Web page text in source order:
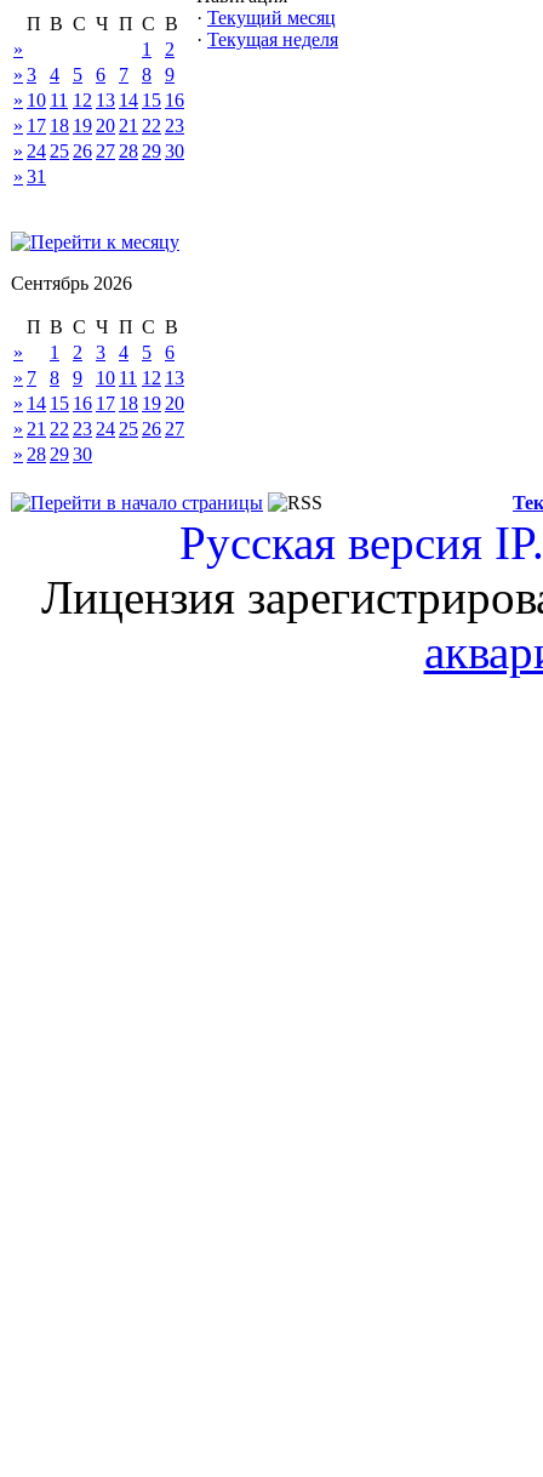
П В С Ч П С В
»
1
2
» 3 4 5 6 7 8
9
» 10 11 12 13 14 15 16
» 17 18 19 20 21 22 23
» 24 25 26 27 28 2930
» 31
Сентябрь 2026
П В С Ч П С В
»
1 2 3 4 5
6
» 7 8 9 10 11 12 13
» 14 15 16 17 18 19 20
» 21 22 23 24 25 26 27
» 28 2930
· Текущий месяц
· Текущая неделя
Русская версия
Лицензия